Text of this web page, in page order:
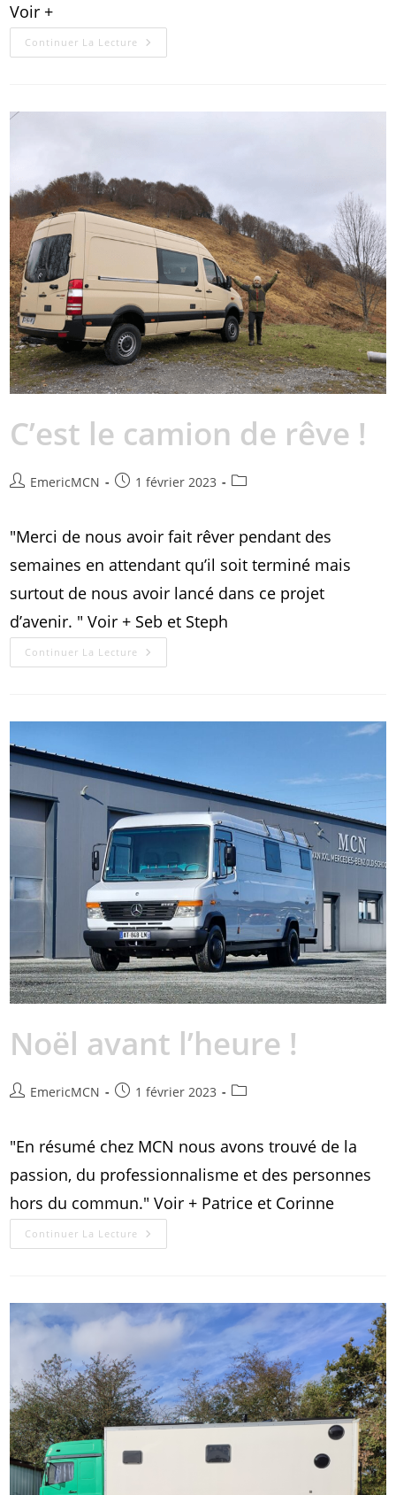
Voir +
Continuer La Lecture
C’est le camion de rêve !
EmericMCN 1 février 2023
"Merci de nous avoir fait rêver pendant des
semaines en attendant qu’il soit terminé mais
surtout de nous avoir lancé dans ce projet
d’avenir. " Voir + Seb et Steph
Continuer La Lecture
Noël avant l’heure !
EmericMCN 1 février 2023
"En résumé chez MCN nous avons trouvé de la
passion, du professionnalisme et des personnes
hors du commun." Voir + Patrice et Corinne
Continuer La Lecture